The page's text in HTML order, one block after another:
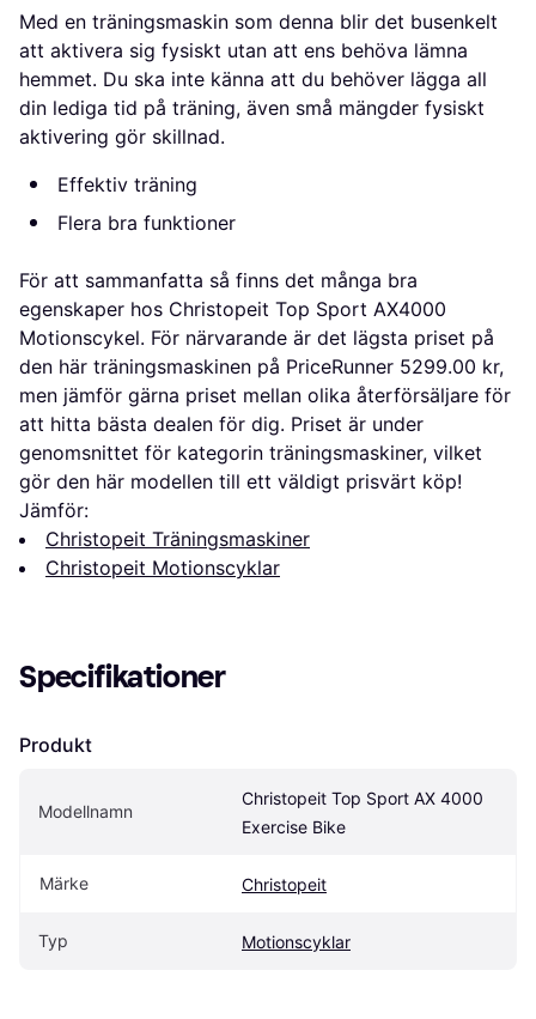
Med en träningsmaskin som denna blir det busenkelt
att aktivera sig fysiskt utan att ens behöva lämna
hemmet. Du ska inte känna att du behöver lägga all
din lediga tid på träning, även små mängder fysiskt
aktivering gör skillnad.
Effektiv träning
Flera bra funktioner
För att sammanfatta så finns det många bra
egenskaper hos Christopeit Top Sport AX4000
Motionscykel. För närvarande är det lägsta priset på
den här träningsmaskinen på PriceRunner 5299.00 kr,
men jämför gärna priset mellan olika återförsäljare för
att hitta bästa dealen för dig. Priset är under
genomsnittet för kategorin träningsmaskiner, vilket
gör den här modellen till ett väldigt prisvärt köp!
Jämför:
Christopeit Träningsmaskiner
Christopeit Motionscyklar
Specifikationer
Produkt
Modellnamn
Christopeit Top Sport AX 4000
Exercise Bike
Märke Christopeit
Typ Motionscyklar